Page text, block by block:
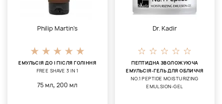
Philip Martin’s
ЕМУЛЬСІЯ ДО І ПІСЛЯ ГОЛІННЯ
FREE SHAVE 3 IN 1
75 мл,200 мл
Dr. Kadir
ПЕПТИДНА ЗВОЛОЖУЮЧА
ЕМУЛЬСІЯ-ГЕЛЬ ДЛЯ ОБЛИЧЧЯ
NO.1 PEPTIDE MOISTURIZING
EMULSION-GEL